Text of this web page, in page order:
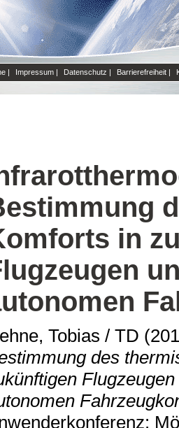
| Impressum | Datenschutz | Barrierefreiheit |
in
Tobias / TD
des